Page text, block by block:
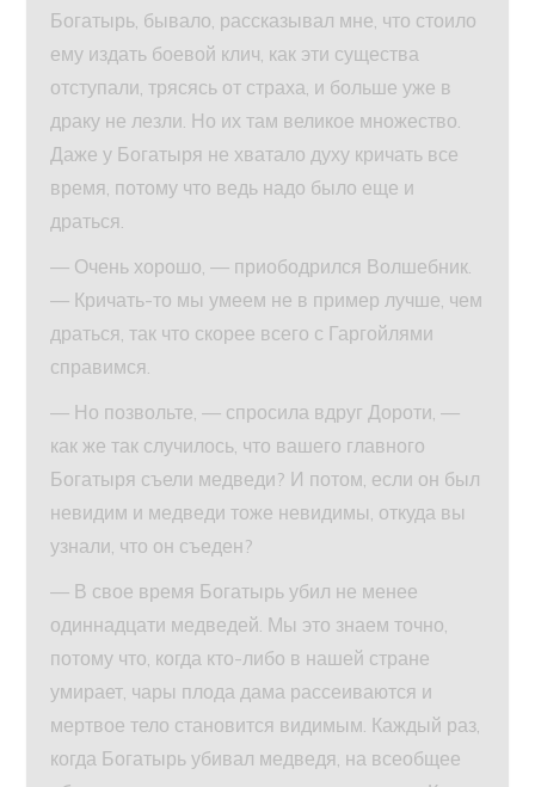
Богатырь, бывало, рассказывал мне, что стоило
ему издать боевой клич, как эти существа
отступали, трясясь от страха, и больше уже в
драку не лезли. Но их там великое множество.
Даже у Богатыря не хватало духу кричать все
время, потому что ведь надо было еще и
драться.
— Очень хорошо, — приободрился Волшебник.
— Кричать-то мы умеем не в пример лучше, чем
драться, так что скорее всего с Гаргойлями
справимся.
— Но позвольте, — спросила вдруг Дороти, —
как же так случилось, что вашего главного
Богатыря съели медведи? И потом, если он был
невидим и медведи тоже невидимы, откуда вы
узнали, что он съеден?
— В свое время Богатырь убил не менее
одиннадцати медведей. Мы это знаем точно,
потому что, когда кто-либо в нашей стране
умирает, чары плода дама рассеиваются и
мертвое тело становится видимым. Каждый раз,
когда Богатырь убивал медведя, на всеобщее